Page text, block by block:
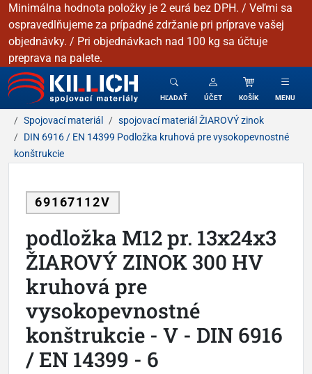
Minimálna hodnota položky je 2 eurá bez DPH. / Veľmi sa
ospravedlňujeme za prípadné zdržanie pri príprave vašej
objednávky. / Pri objednávkach nad 100 kg sa účtuje
preprava na palete.
KILLICH - Spojovacie materiály
HĽADAŤ ÚČET KOŠÍK MENU
Spojovací materiál
spojovací materiál ŽIAROVÝ zinok
DIN 6916 / EN 14399 Podložka kruhová pre vysokopevnostné
konštrukcie
69167112V
podložka M12 pr. 13x24x3
ŽIAROVÝ ZINOK 300 HV
kruhová pre
vysokopevnostné
konštrukcie - V - DIN 6916
/ EN 14399 - 6